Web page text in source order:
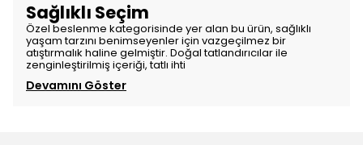
Sağlıklı Seçim
Özel beslenme kategorisinde yer alan bu ürün, sağlıklı
yaşam tarzını benimseyenler için vazgeçilmez bir
atıştırmalık haline gelmiştir. Doğal tatlandırıcılar ile
zenginleştirilmiş içeriği, tatlı ihti
Devamını Göster